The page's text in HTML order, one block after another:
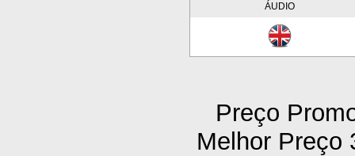
ÁUDIO
Preço
Melhor Preço